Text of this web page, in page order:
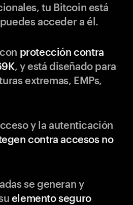
tu Bitcoin está
acceder a él.
protección contra
, y está diseñado para
extremas, EMPs,
y la autenticación
contra accesos no
se generan y
elemento seguro